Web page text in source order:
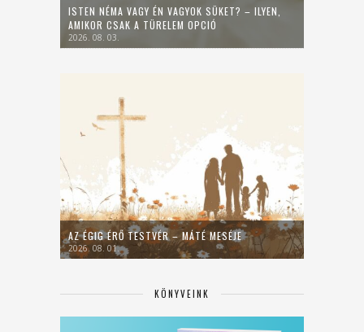
ISTEN NÉMA VAGY ÉN VAGYOK SÜKET? – ILYEN,
AMIKOR CSAK A TÜRELEM OPCIÓ
2026. 08. 03.
AZ ÉGIG ÉRŐ TESTVÉR – MÁTÉ MESÉJE
2026. 08. 01.
KÖNYVEINK